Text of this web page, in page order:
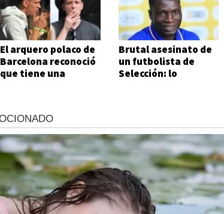
El arquero polaco de
Barcelona reconoció
que tiene una
Brutal asesinato de
un futbolista de
Selección: lo